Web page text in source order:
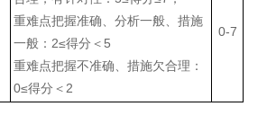
重难点把握准确、分析一般、措施
一般：2≤得分＜5
重难点把握不准确、措施欠合理：
0≤得分＜2
0-7